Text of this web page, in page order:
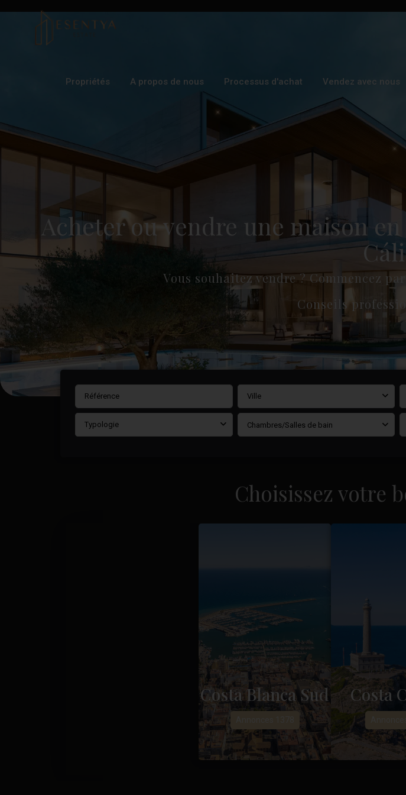
Propriétés A propos de nous Processus d'achat Vendez avec nous
Acheter ou vendre une maison en
Vous souhaitez vendre ? Commencez
Conseils
Ville
Typologie Chambres/Salles de bain
Choisissez votre
Costa Blanca Sud Costa